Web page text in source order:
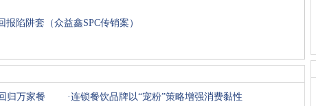
陷阱套（众益鑫SPC传销案）
收藏 挑错 推荐 打印
归万家餐 ·连锁餐饮品牌以“宠粉”策略增强消费黏性